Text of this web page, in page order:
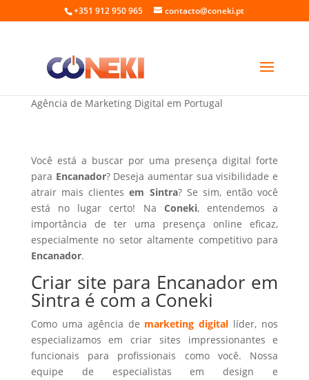
+351 912 950 965 contacto@coneki.pt
Criar site para Encanador em Sintra
Agência de Marketing Digital em Portugal
Você está a buscar por uma presença digital forte
para Encanador? Deseja aumentar sua visibilidade e
atrair mais clientesem Sintra? Se sim, então você
está no lugar certo! Na Coneki, entendemos a
importância de ter uma presença online eficaz,
especialmente no setor altamente competitivo para
Encanador.
Criar site para Encanador em
Sintra é com a Coneki
Como uma agência de marketing digital líder, nos
especializamos em criar sites impressionantes e
funcionais para profissionais como você. Nossa
equipe de especialistas em design e